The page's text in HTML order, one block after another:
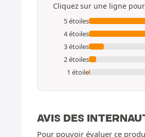
Cliquez sur une ligne
5 étoiles
4 étoiles
3 étoiles
2 étoiles
1 étoile
AVIS DES
Pour pouvoir évaluer ce